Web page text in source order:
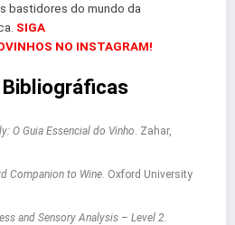
bastidores do mundo da
SIGA
NO INSTAGRAM!
O Guia Essencial do Vinho . Zahar,
Companion to Wine. Oxford University
and Sensory Analysis – Level 2